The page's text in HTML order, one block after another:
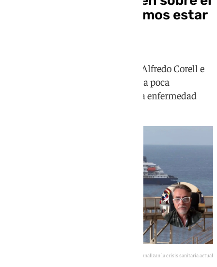
hantavirus: “No debemos estar
Los catedráticos de Inmunología Alfredo Corell e
Ignacio Jesús Molina inciden en la poca
capacidad de contagio que tiene la enfermedad
Expertos analizan la crisis sanitaria actual